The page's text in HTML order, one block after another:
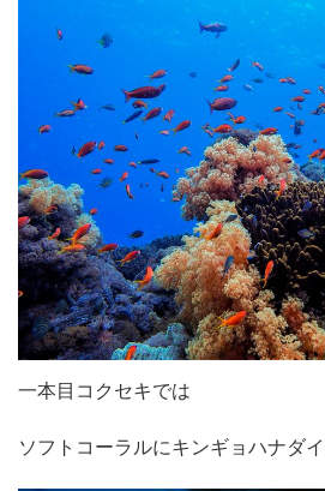
一本目コクセキでは
ソフトコーラルにキンギョハナダイ